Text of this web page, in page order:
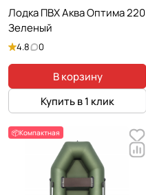
Лодка ПВХ Аква Оптима 220
Зеленый
4.8 0
В корзину
Купить в 1 клик
📦Компактная